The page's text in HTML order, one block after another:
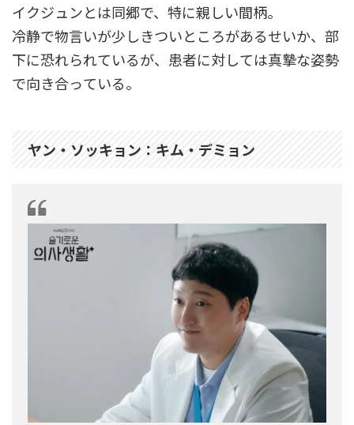
イクジュンとは同郷で、特に親しい間柄。
冷静で物言いが少しきついところがあるせいか、部
下に恐れられているが、患者に対しては真摯な姿勢
で向き合っている。
ヤン・ソッキョン：キム・デミョン